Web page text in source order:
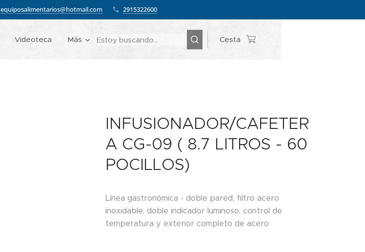
equiposalimentarios@hotmail.com 2915322600
Videoteca Más Cesta
INFUSIONADOR/CAFETER
A CG-09 ( 8.7 LITROS - 60
POCILLOS)
Línea gastronómica - doble pared, filtro acero
inoxidable, doble indicador luminoso, control de
temperatura y exterior completo de acero